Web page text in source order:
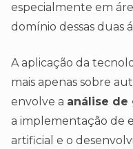
especialmente em
domínio dessas duas
A aplicação da
mais apenas sobre
envolve a análise de
a implementação de
artificial e o